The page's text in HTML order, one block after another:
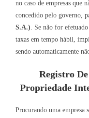
no caso de empresas que
concedido pelo governo,
S.A.). Se não for
taxas em tempo hábil,
sendo automaticamente
Registro
Propriedade
Procurando uma empresa